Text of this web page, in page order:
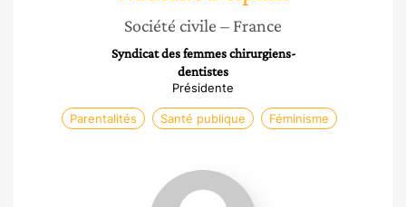
Société civile – France
Syndicat des femmes chirurgiens-
dentistes
Présidente
Parentalités Santé publique Féminisme
Amélie
Coispel